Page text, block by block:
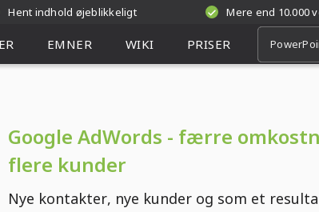
Hent indhold øjeblikkeligt Mere end 10.000
EMNER WIKI PRISER
Google AdWords - færre
flere kunder
Nye kontakter, nye kunder og som et